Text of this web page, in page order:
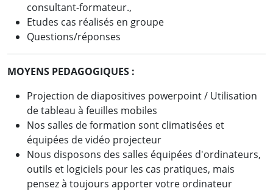
consultant-formateur.,
Etudes cas réalisés en groupe
Questions/réponses
MOYENS PEDAGOGIQUES :
Projection de diapositives powerpoint / Utilisation
de tableau à feuilles mobiles
Nos salles de formation sont climatisées et
équipées de vidéo projecteur
Nous disposons des salles équipées d'ordinateurs,
outils et logiciels pour les cas pratiques, mais
pensez à toujours apporter votre ordinateur